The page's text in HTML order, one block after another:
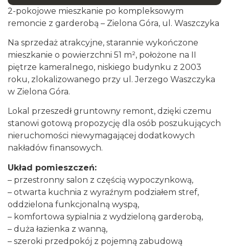
2-pokojowe mieszkanie po kompleksowym
remoncie z garderobą – Zielona Góra, ul. Waszczyka
Na sprzedaż atrakcyjne, starannie wykończone
mieszkanie o powierzchni 51 m², położone na II
piętrze kameralnego, niskiego budynku z 2003
roku, zlokalizowanego przy ul. Jerzego Waszczyka
w Zielona Góra.
Lokal przeszedł gruntowny remont, dzięki czemu
stanowi gotową propozycję dla osób poszukujących
nieruchomości niewymagającej dodatkowych
nakładów finansowych.
Układ pomieszczeń:
– przestronny salon z częścią wypoczynkową,
– otwarta kuchnia z wyraźnym podziałem stref,
oddzielona funkcjonalną wyspą,
– komfortowa sypialnia z wydzieloną garderobą,
– duża łazienka z wanną,
– szeroki przedpokój z pojemną zabudową